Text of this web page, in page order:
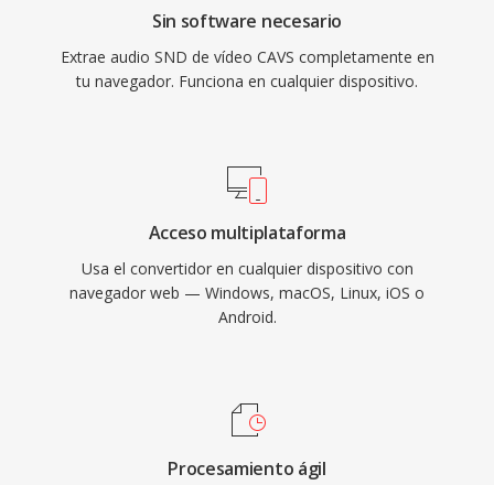
Sin software necesario
Extrae audio SND de vídeo CAVS completamente en
tu navegador. Funciona en cualquier dispositivo.
Acceso multiplataforma
Usa el convertidor en cualquier dispositivo con
navegador web — Windows, macOS, Linux, iOS o
Android.
Procesamiento ágil